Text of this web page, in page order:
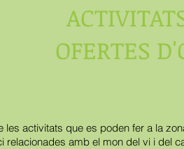
OFERTES
les activitats que es poden fer a la
relacionades amb el mon del vi i del